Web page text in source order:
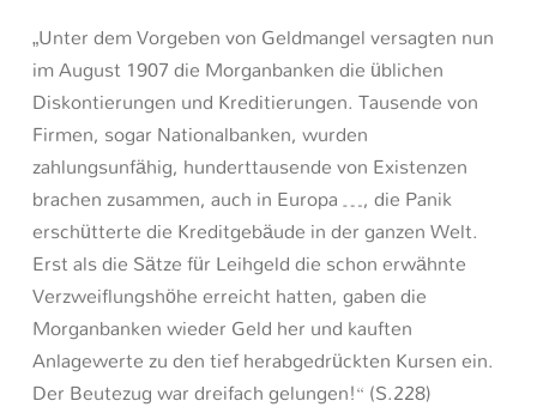
„Unter dem Vorgeben von Geldmangel versagten nun
im August 1907 die Morganbanken die üblichen
Diskontierungen und Kreditierungen. Tausende von
Firmen, sogar Nationalbanken, wurden
zahlungsunfähig, hunderttausende von Existenzen
brachen zusammen, auch in Europa …, die Panik
erschütterte die Kreditgebäude in der ganzen Welt.
Erst als die Sätze für Leihgeld die schon erwähnte
Verzweiflungshöhe erreicht hatten, gaben die
Morganbanken wieder Geld her und kauften
Anlagewerte zu den tief herabgedrückten Kursen ein.
Der Beutezug war dreifach gelungen!“ (S.228)